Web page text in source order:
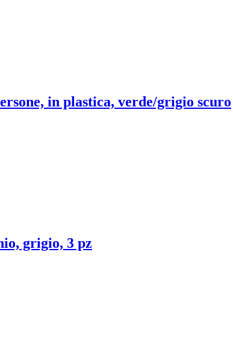
in plastica, verde/grigio scuro
grigio, 3 pz